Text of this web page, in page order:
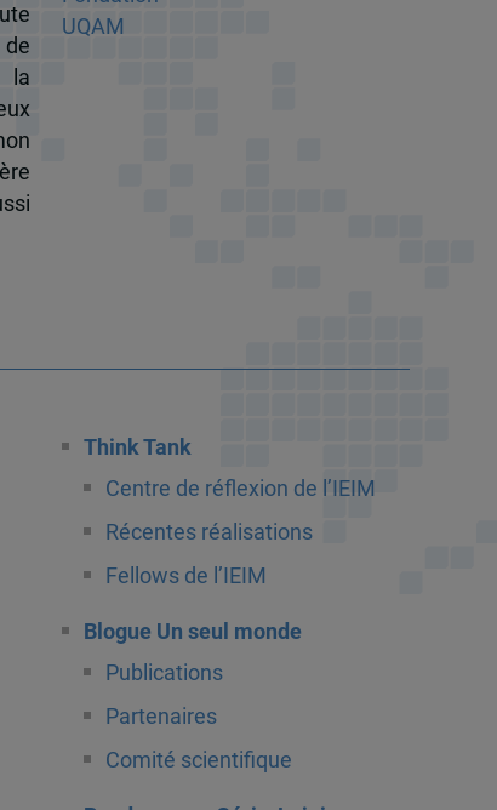
de
la
Think Tank
Centre de réflexion de l’IEIM
Récentes réalisations
Fellows de l’IEIM
Blogue Un seul monde
Publications
Partenaires
Comité scientifique